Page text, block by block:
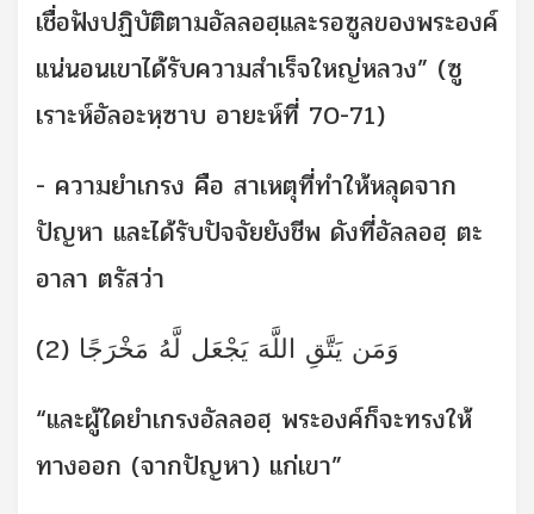
เชื่อฟังปฏิบัติตามอัลลอฮฺและรอซูลของพระองค์
แน่นอนเขาได้รับความสำเร็จใหญ่หลวง” (ซู
เราะห์อัลอะหฺซาบ อายะห์ที่ 70-71)
- ความยำเกรง คือ สาเหตุที่ทำให้หลุดจาก
ปัญหา และได้รับปัจจัยยังชีพ ดังที่อัลลอฮฺ ตะ
อาลา ตรัสว่า
وَمَن يَتَّقِ اللَّهَ يَجْعَل لَّهُ مَخْرَجًا (2)
“และผู้ใดยำเกรงอัลลอฮฺ พระองค์ก็จะทรงให้
ทางออก (จากปัญหา) แก่เขา”